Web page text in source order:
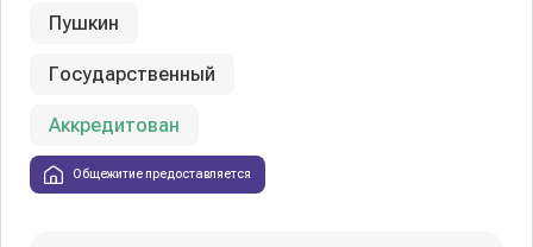
Пушкин
Государственный
Аккредитован
Общежитие предоставляется